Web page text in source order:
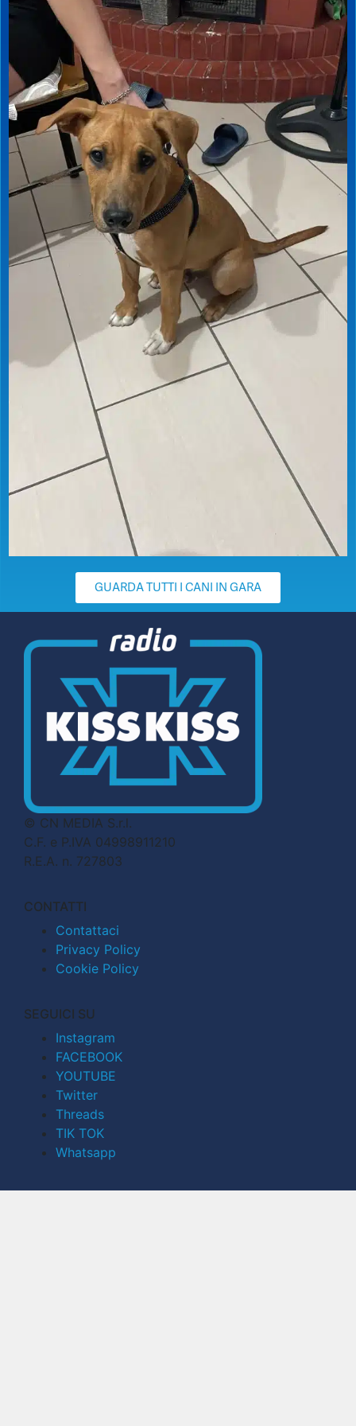
GUARDA TUTTI I CANI IN GARA
© CN MEDIA S.r.l.
C.F. e P.IVA 04998911210
R.E.A. n. 727803
CONTATTI
Contattaci
Privacy Policy
Cookie Policy
SEGUICI SU
Instagram
FACEBOOK
YOUTUBE
Twitter
Threads
TIK TOK
Whatsapp